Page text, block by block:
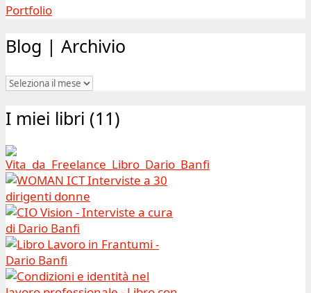
Portfolio
Blog | Archivio
Blog
Archivio
I miei libri (11)